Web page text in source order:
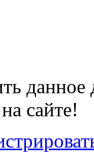
данное
сайте!